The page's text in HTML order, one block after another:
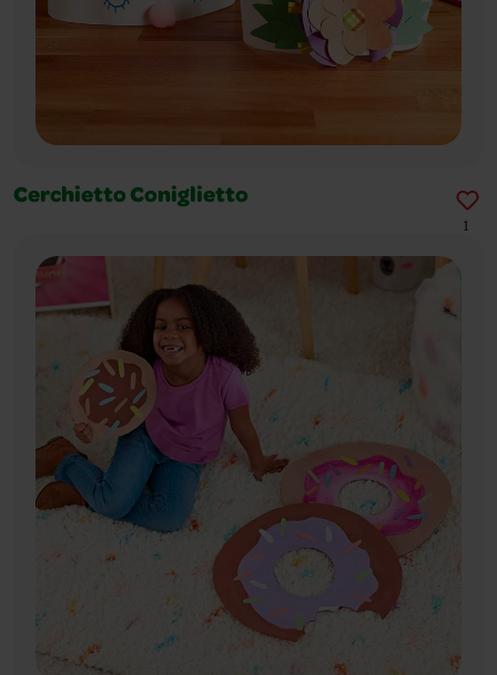
Cerchietto Coniglietto
1